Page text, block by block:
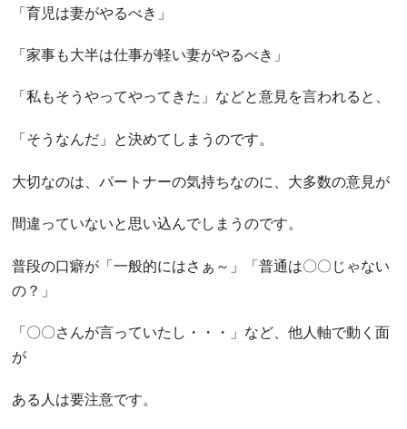
「育児は妻がやるべき」
「家事も大半は仕事が軽い妻がやるべき」
「私もそうやってやってきた」などと意見を言われると、
「そうなんだ」と決めてしまうのです。
大切なのは、パートナーの気持ちなのに、大多数の意見が
間違っていないと思い込んでしまうのです。
普段の口癖が「一般的にはさぁ～」「普通は〇〇じゃない
の？」
「〇〇さんが言っていたし・・・」など、他人軸で動く面
が
ある人は要注意です。